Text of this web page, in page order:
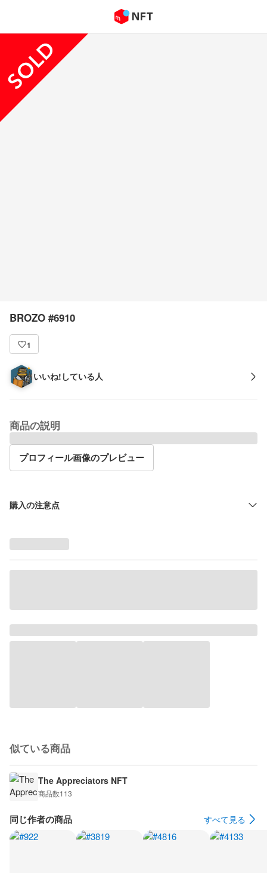
BROZO #6910
1
いいね!している人
商品の説明
プロフィール画像のプレビュー
購入の注意点
似ている商品
The Appreciators NFT
商品数113
同じ作者の商品 すべて見る